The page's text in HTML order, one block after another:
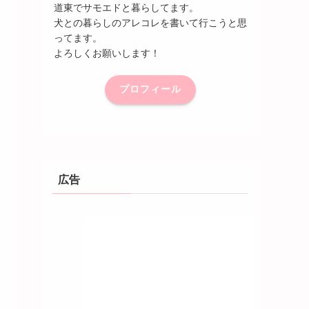
道東でサモエドと暮らしてます。
犬との暮らしのアレコレを書いて行こうと思
ってます。
よろしくお願いします！
プロフィール
広告